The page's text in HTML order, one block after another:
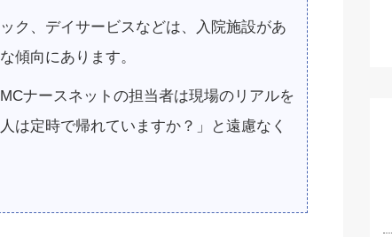
ク、デイサービスなどは、入院施設があ
傾向にあります。
MCナースネットの担当者は現場のリアルを
は定時で帰れていますか？」と遠慮なく